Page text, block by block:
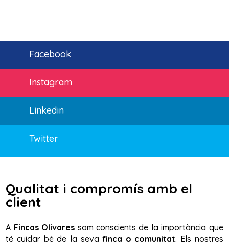
Facebook
Instagram
Linkedin
Twitter
Qualitat i compromís amb el
client
A Fincas Olivares som conscients de la importància que
té cuidar bé de la seva finca o comunitat. Els nostres